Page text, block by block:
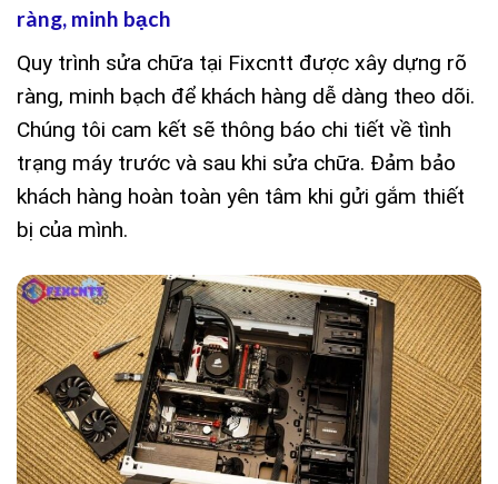
ràng, minh bạch
Quy trình sửa chữa tại Fixcntt được xây dựng rõ
ràng, minh bạch để khách hàng dễ dàng theo dõi.
Chúng tôi cam kết sẽ thông báo chi tiết về tình
trạng máy trước và sau khi sửa chữa. Đảm bảo
khách hàng hoàn toàn yên tâm khi gửi gắm thiết
bị của mình.